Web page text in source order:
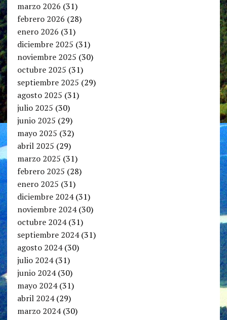
marzo 2026 (31)
febrero 2026 (28)
enero 2026 (31)
diciembre 2025 (31)
noviembre 2025 (30)
octubre 2025 (31)
septiembre 2025 (29)
agosto 2025 (31)
julio 2025 (30)
junio 2025 (29)
mayo 2025 (32)
abril 2025 (29)
marzo 2025 (31)
febrero 2025 (28)
enero 2025 (31)
diciembre 2024(31)
noviembre 2024(30)
octubre 2024(31)
septiembre 2024(31)
agosto 2024(30)
julio 2024(31)
junio 2024(30)
mayo 2024(31)
abril 2024(29)
marzo 2024(30)